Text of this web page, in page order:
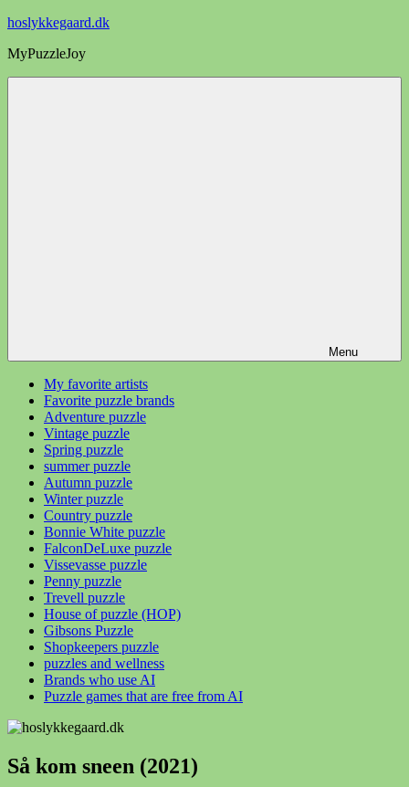
Videre
indhold
hoslykkegaard.dk
MyPuzzleJoy
Menu
My favorite artists
Favorite puzzle brands
Adventure puzzle
Vintage puzzle
Spring puzzle
summer puzzle
Autumn puzzle
Winter puzzle
Country puzzle
Bonnie White puzzle
FalconDeLuxe puzzle
Vissevasse puzzle
Penny puzzle
Trevell puzzle
House of puzzle (HOP)
Gibsons Puzzle
Shopkeepers puzzle
puzzles and wellness
Brands who use AI
Puzzle games that are free from AI
Så kom sneen (2021)